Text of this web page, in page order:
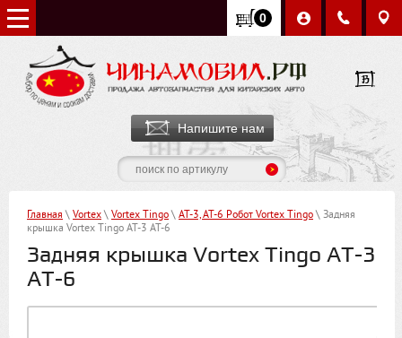
0
Напишите нам
Главная \ Vortex \ Vortex Tingо \ АТ-3, АТ-6 Робот Vortex Tingo \ Задняя
крышка Vortex Tingo AT-3 AT-6
Задняя крышка Vortex Tingo AT-3
AT-6